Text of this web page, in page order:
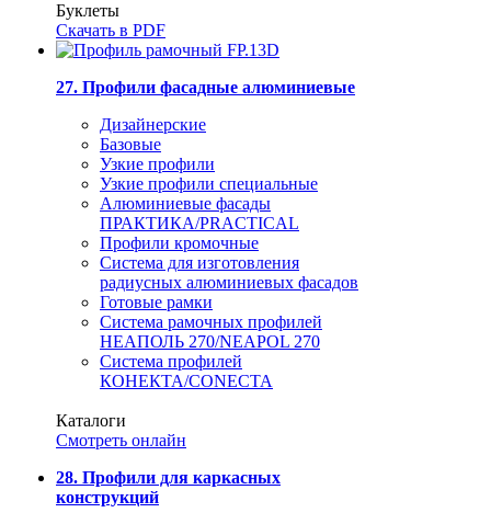
Буклеты
Скачать в PDF
27. Профили фасадные алюминиевые
Дизайнерские
Базовые
Узкие профили
Узкие профили специальные
Алюминиевые фасады
ПРАКТИКА/PRACTICAL
Профили кромочные
Система для изготовления
радиусных алюминиевых фасадов
Готовые рамки
Система рамочных профилей
НЕАПОЛЬ 270/NEAPOL 270
Система профилей
КОНЕКТА/CONECTA
Каталоги
Смотреть онлайн
28. Профили для каркасных
конструкций